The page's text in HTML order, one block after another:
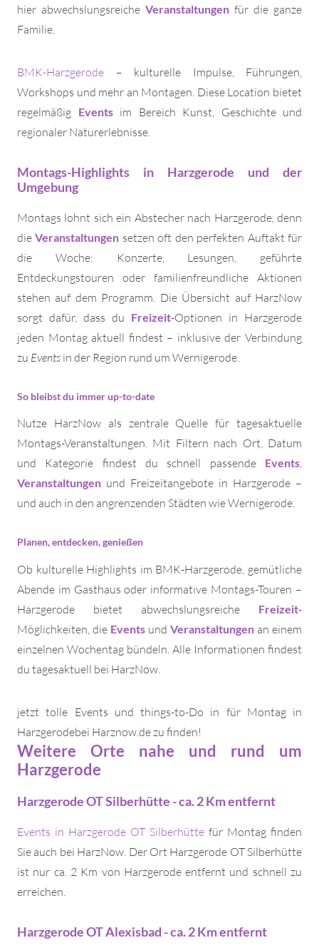
hier abwechslungsreiche Veranstaltungen für die ganze
Familie.
BMK-Harzgerode – kulturelle Impulse, Führungen,
Workshops und mehr an Montagen. Diese Location bietet
regelmäßig Eventsim Bereich Kunst, Geschichte und
regionaler Naturerlebnisse.
Montags-Highlights in Harzgerode und der
Umgebung
Montags lohnt sich ein Abstecher nach Harzgerode, denn
dieVeranstaltungen setzen oft den perfekten Auftakt für
die Woche: Konzerte, Lesungen, geführte
Entdeckungstouren oder familienfreundliche Aktionen
stehen auf dem Programm. Die Übersicht auf HarzNow
sorgt dafür, dass du Freizeit-Optionen in Harzgerode
jeden Montag aktuell findest – inklusive der Verbindung
zu Events in der Region rund um Wernigerode.
So bleibst du immer up-to-date
Nutze HarzNow als zentrale Quelle für tagesaktuelle
Montags-Veranstaltungen. Mit Filtern nach Ort, Datum
und Kategorie findest du schnell passende Events,
Veranstaltungen und Freizeitangebote in Harzgerode –
und auch in den angrenzenden Städten wie Wernigerode.
Planen, entdecken, genießen
Ob kulturelle Highlights im BMK-Harzgerode, gemütliche
Abende im Gasthaus oder informative Montags-Touren –
Harzgerode bietet abwechslungsreiche Freizeit-
Möglichkeiten, die Events und Veranstaltungen an einem
einzelnen Wochentag bündeln. Alle Informationen findest
du tagesaktuell bei HarzNow.
jetzt tolle Events und things-to-Do in für Montag in
Harzgerodebei Harznow.de zu finden!
Weitere Orte nahe und rund um
Harzgerode
Harzgerode OT Silberhütte - ca. 2 Km entfernt
Events in Harzgerode OT Silberhütte für Montag finden
Sie auch bei HarzNow. Der Ort Harzgerode OT Silberhütte
ist nur ca. 2 Km von Harzgerode entfernt und schnell zu
erreichen.
Harzgerode OT Alexisbad - ca. 2 Km entfernt